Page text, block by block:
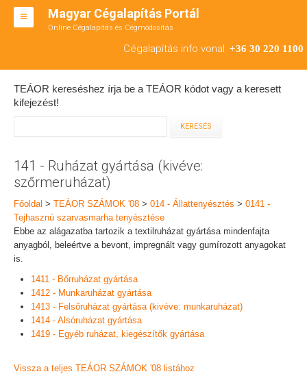
Magyar Cégalapítás Portál
Online Cégalapítás és Cégmódosítás
Cégalapítás info vonal: +36 30 220 1100
BT ALAPÍTÁS
RT ALAPÍTÁS
TEÁOR SZÁMOK '08
TEÁOR kereséshez írja be a TEÁOR kódot vagy a keresett
kifejezést!
141 - Ruházat gyártása (kivéve:
szőrmeruházat)
Főoldal > TEÁOR SZÁMOK '08 > 014 - Állattenyésztés > 0141 -
Tejhasznú szarvasmarha tenyésztése
Ebbe az alágazatba tartozik a textilruházat gyártása mindenfajta
anyagból, beleértve a bevont, impregnált vagy gumírozott anyagokat
is.
1411 - Bőrruházat gyártása
1412 - Munkaruházat gyártása
1413 - Felsőruházat gyártása (kivéve: munkaruházat)
1414 - Alsóruházat gyártása
1419 - Egyéb ruházat, kiegészítők gyártása
Vissza a teljes TEÁOR SZÁMOK '08 listához